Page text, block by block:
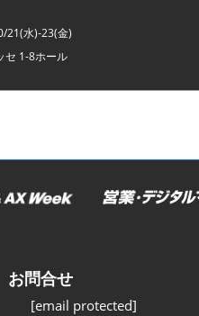
21(水)-23(金)
セ 1-8ホール
お問合せ
[email protected]